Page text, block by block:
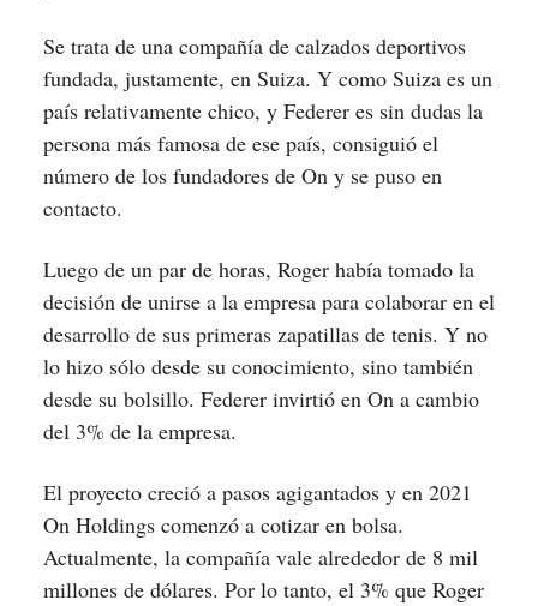
Se trata de una compañía de calzados deportivos
fundada, justamente, en Suiza. Y como Suiza es un
país relativamente chico, y Federer es sin dudas la
persona más famosa de ese país, consiguió el
número de los fundadores de On y se puso en
contacto.
Luego de un par de horas, Roger había tomado la
decisión de unirse a la empresa para colaborar en el
desarrollo de sus primeras zapatillas de tenis. Y no
lo hizo sólo desde su conocimiento, sino también
desde su bolsillo. Federer invirtió en On a cambio
del 3% de la empresa.
El proyecto creció a pasos agigantados y en 2021
On Holdings comenzó a cotizar en bolsa.
Actualmente, la compañía vale alrededor de 8 mil
millones de dólares. Por lo tanto, el 3% que Roger